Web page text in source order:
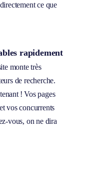
ce que
rapidement
monte très
de recherche.
! Vos pages
vos concurrents
vous, on ne dira